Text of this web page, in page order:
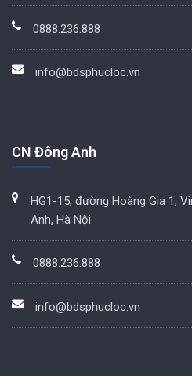
0888.236.888
info@bdsphucloc.vn
CN Đông Anh
HG1-15, đường Hoàng Gia 1,
Anh, Hà Nội
0888.236.888
info@bdsphucloc.vn